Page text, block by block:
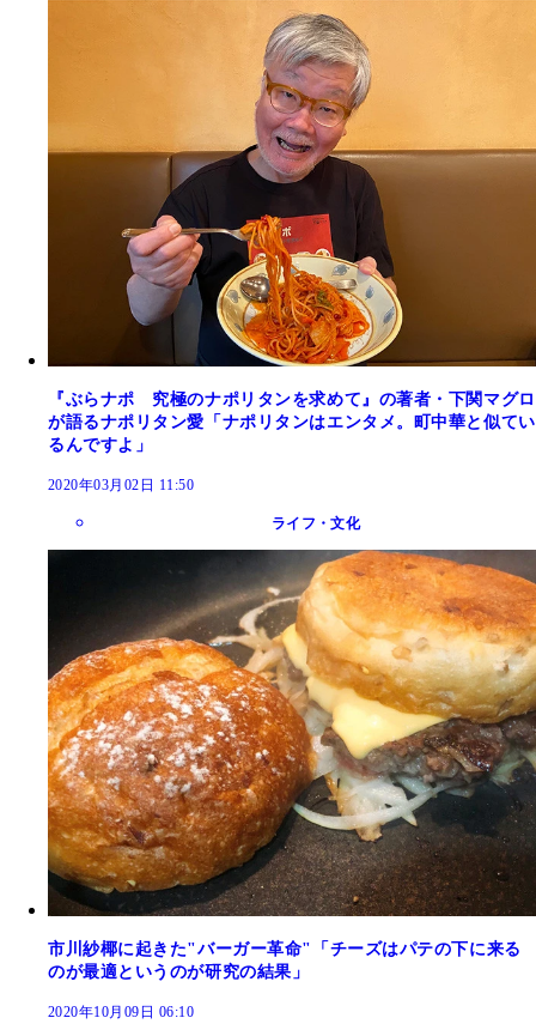
『ぶらナポ 究極のナポリタンを求めて』の著者・下関マグロ
が語るナポリタン愛「ナポリタンはエンタメ。町中華と似てい
るんですよ」
2020年03月02日 11:50
ライフ・文化
市川紗椰に起きた"バーガー革命"「チーズはパテの下に来る
のが最適というのが研究の結果」
2020年10月09日 06:10